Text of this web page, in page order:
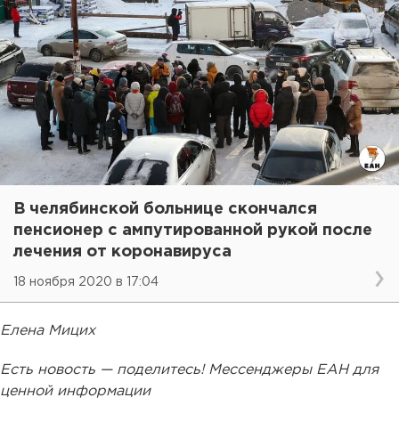
В челябинской больнице скончался
пенсионер с ампутированной рукой после
лечения от коронавируса
18 ноября 2020 в 17:04
Елена Мицих
Есть новость — поделитесь! Мессенджеры ЕАН для
ценной информации